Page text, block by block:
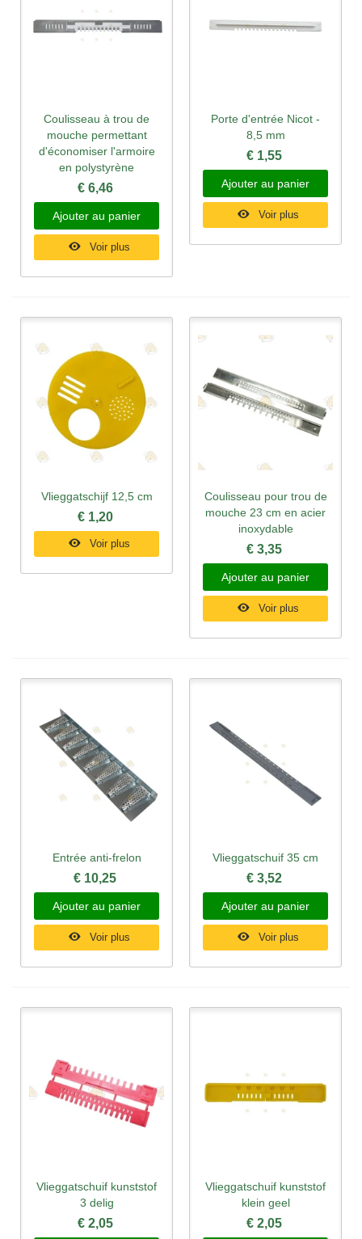
Coulisseau à trou de
mouche permettant
d'économiser l'armoire
en polystyrène
€ 6,46
Ajouter au panier
Voir plus
Porte d'entrée Nicot -
8,5 mm
€ 1,55
Ajouter au panier
Voir plus
Vlieggatschijf 12,5 cm
€ 1,20
Voir plus
Coulisseau pour trou de
mouche 23 cm en acier
inoxydable
€ 3,35
Ajouter au panier
Voir plus
Entrée anti-frelon
€ 10,25
Ajouter au panier
Voir plus
Vlieggatschuif 35 cm
€ 3,52
Ajouter au panier
Voir plus
Vlieggatschuif kunststof
3 delig
€ 2,05
Vlieggatschuif kunststof
klein geel
€ 2,05